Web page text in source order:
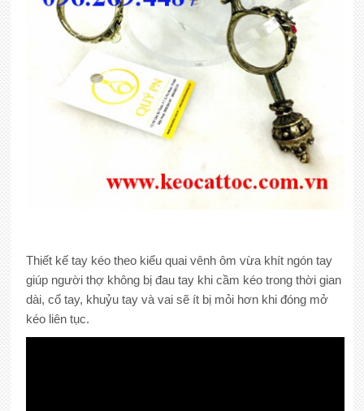
Thiết kế tay kéo theo kiểu quai vênh ôm vừa khít ngón tay
giúp người thợ không bị đau tay khi cầm kéo trong thời gian
dài, cổ tay, khuỷu tay và vai sẽ ít bị mỏi hơn khi đóng mở
kéo liên tục.